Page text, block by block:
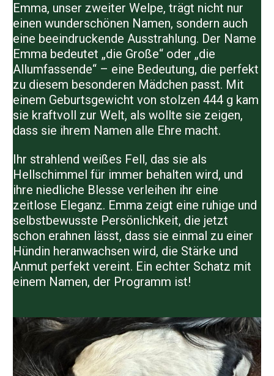
Emma, unser zweiter Welpe, trägt nicht nur
einen wunderschönen Namen, sondern auch
eine beeindruckende Ausstrahlung. Der Name
Emma bedeutet „die Große“ oder „die
Allumfassende“ – eine Bedeutung, die perfekt
zu diesem besonderen Mädchen passt. Mit
einem Geburtsgewicht von stolzen 444 g kam
sie kraftvoll zur Welt, als wollte sie zeigen,
dass sie ihrem Namen alle Ehre macht.
Ihr strahlend weißes Fell, das sie als
Hellschimmel für immer behalten wird, und
ihre niedliche Blesse verleihen ihr eine
zeitlose Eleganz. Emma zeigt eine ruhige und
selbstbewusste Persönlichkeit, die jetzt
schon erahnen lässt, dass sie einmal zu einer
Hündin heranwachsen wird, die Stärke und
Anmut perfekt vereint. Ein echter Schatz mit
einem Namen, der Programm ist!